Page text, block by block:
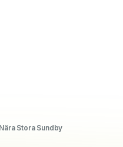
Stora Sundby